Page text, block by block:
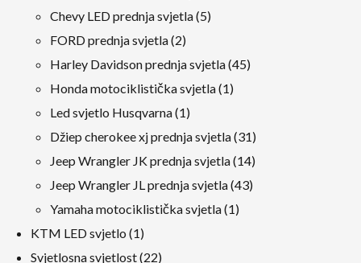
Chevy LED prednja svjetla 55
FORD prednja svjetla 22
proizvodi
Harley Davidson prednja svjetla 4545
Honda motociklistička svjetla 11
Led svjetlo Husqvarna 11
proizvod
Džiep cherokee xj prednja svjetla 3131
proizvodi
Jeep Wrangler JK prednja svjetla 1414
proizvodi
Jeep Wrangler JL prednja svjetla 4343
Yamaha motociklistička svjetla 11
KTM LED svjetlo 11
proizvod
Svjetlosna svjetlost 2222